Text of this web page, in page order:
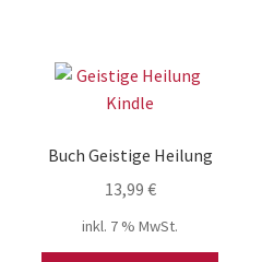
Buch Geistige Heilung
13,99 €
inkl. 7 % MwSt.